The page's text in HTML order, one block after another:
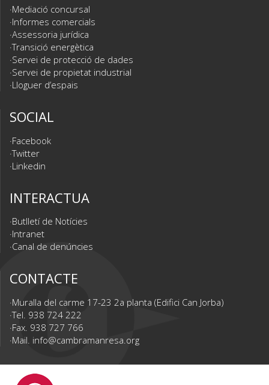
Mediació concursal
Informes comercials
Assessoria jurídica
Transició energètica
Servei de protecció de dades
Servei de propietat industrial
Lloguer d’espais
SOCIAL
Facebook
Twitter
Linkedin
INTERACTUA
Butlletí de Notícies
Intranet
Canal de denúncies
CONTACTE
Muralla del carme 17-23 2a planta (Edifici Can Jorba)
Tel. 938 724 222
Fax. 938 727 766
Mail. info@cambramanresa.org